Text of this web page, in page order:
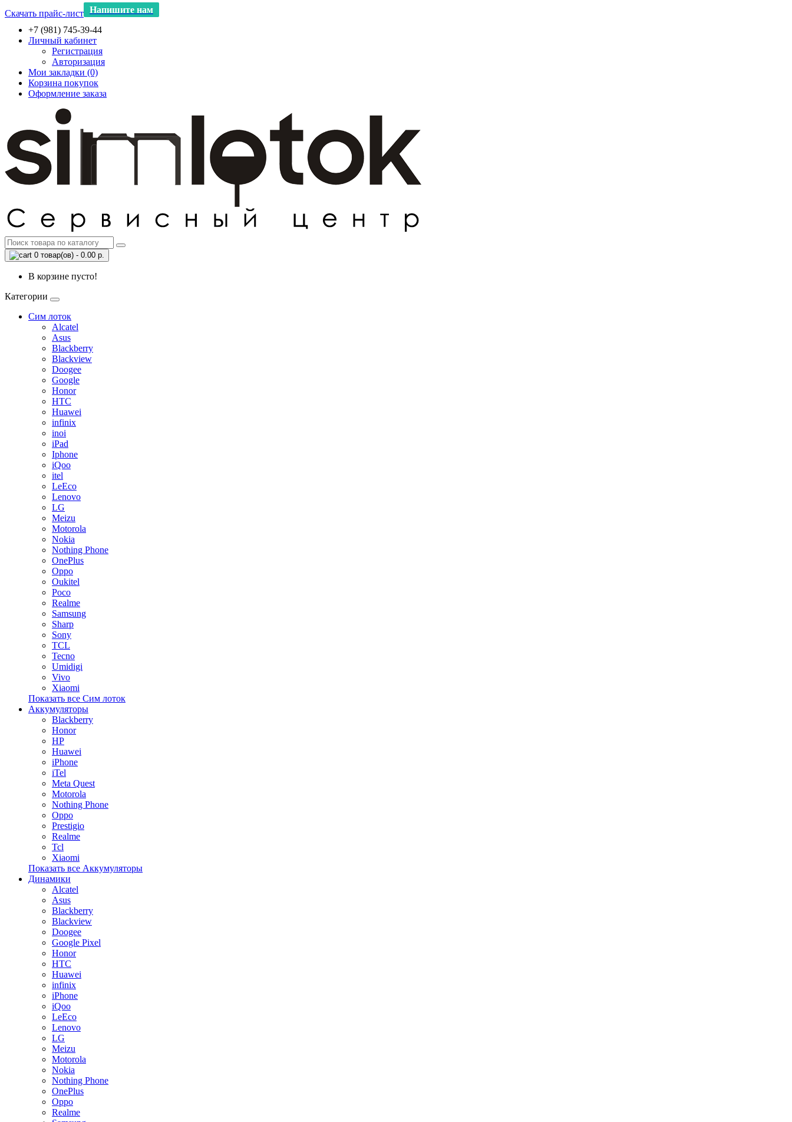
Скачать прайс-лист Напишите нам
+7 (981) 745-39-44
Личный кабинет
Регистрация
Авторизация
Мои закладки (0)
Корзина покупок
Оформление заказа
0 товар(ов) - 0.00 р.
В корзине пусто!
Категории
Сим лоток
Alcatel
Asus
Blackberry
Blackview
Doogee
Google
Honor
HTC
Huawei
infinix
inoi
iPad
Iphone
iQoo
itel
LeEco
Lenovo
LG
Meizu
Motorola
Nokia
Nothing Phone
OnePlus
Oppo
Oukitel
Poco
Realme
Samsung
Sharp
Sony
TCL
Tecno
Umidigi
Vivo
Xiaomi
Показать все Сим лоток
Аккумуляторы
Blackberry
Honor
HP
Huawei
iPhone
iTel
Meta Quest
Motorola
Nothing Phone
Oppo
Prestigio
Realme
Tcl
Xiaomi
Показать все Аккумуляторы
Динамики
Alcatel
Asus
Blackberry
Blackview
Doogee
Google Pixel
Honor
HTC
Huawei
infinix
iPhone
iQoo
LeEco
Lenovo
LG
Meizu
Motorola
Nokia
Nothing Phone
OnePlus
Oppo
Realme